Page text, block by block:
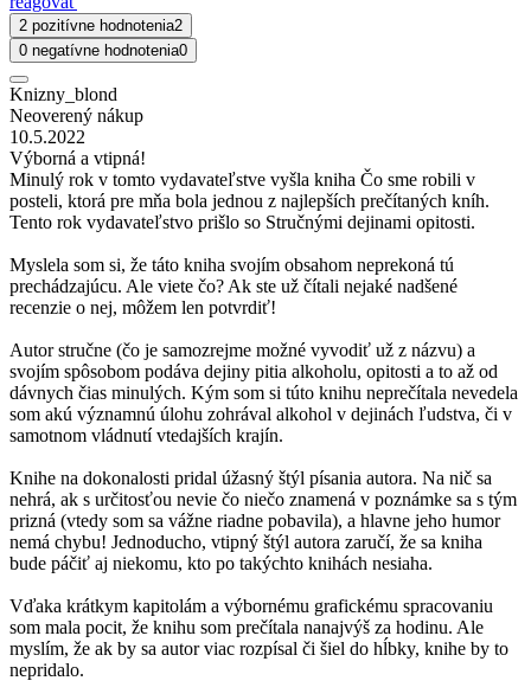
2 pozitívne hodnotenia2
0 negatívne hodnotenia0
Knizny_blond
Neoverený nákup
10.5.2022
Výborná a vtipná!
Minulý rok v tomto vydavateľstve vyšla kniha Čo sme robili v
posteli, ktorá pre mňa bola jednou z najlepších prečítaných kníh.
Tento rok vydavateľstvo prišlo so Stručnými dejinami opitosti.
Myslela som si, že táto kniha svojím obsahom neprekoná tú
prechádzajúcu. Ale viete čo? Ak ste už čítali nejaké nadšené
recenzie o nej, môžem len potvrdiť!
Autor stručne (čo je samozrejme možné vyvodiť už z názvu) a
svojím spôsobom podáva dejiny pitia alkoholu, opitosti a to až od
dávnych čias minulých. Kým som si túto knihu neprečítala nevedela
som akú významnú úlohu zohrával alkohol v dejinách ľudstva, či v
samotnom vládnutí vtedajších krajín.
Knihe na dokonalosti pridal úžasný štýl písania autora. Na nič sa
nehrá, ak s určitosťou nevie čo niečo znamená v poznámke sa s tým
prizná (vtedy som sa vážne riadne pobavila), a hlavne jeho humor
nemá chybu! Jednoducho, vtipný štýl autora zaručí, že sa kniha
bude páčiť aj niekomu, kto po takýchto knihách nesiaha.
Vďaka krátkym kapitolám a výbornému grafickému spracovaniu
som mala pocit, že knihu som prečítala nanajvýš za hodinu. Ale
myslím, že ak by sa autor viac rozpísal či šiel do hĺbky, knihe by to
nepridalo.